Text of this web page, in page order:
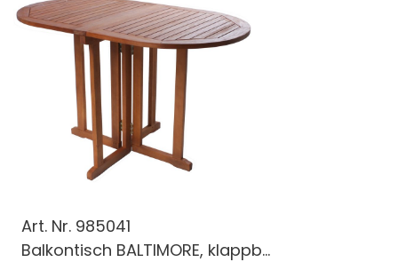
Art. Nr. 985041
Balkontisch BALTIMORE, klappb...